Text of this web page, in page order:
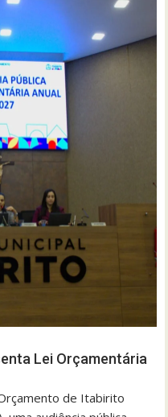
Lei Orçamentária
de Itabirito